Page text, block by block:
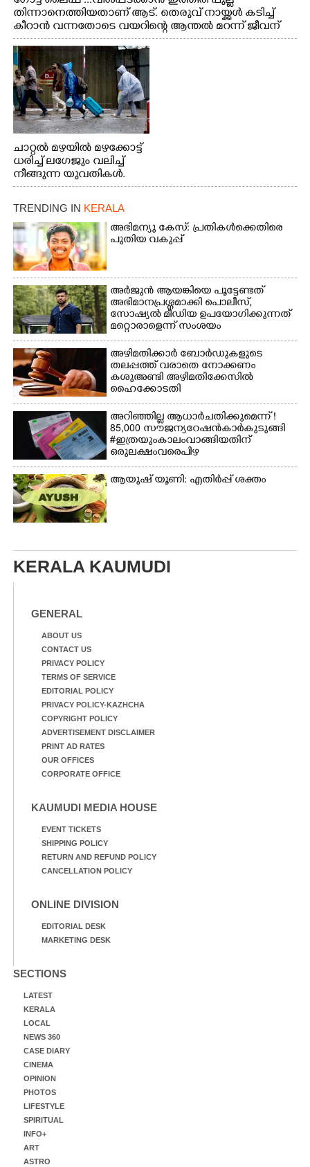
തിന്നാനെത്തിയതാണ് ആട്. തെരുവ് നായ്ക്കൾ കടിച്ച്
കീറാൻ വന്നതോടെ വയറിന്റെ ആന്തൽ മറന്ന് ജീവന്
വേണ്ടിയായി ഓട്ടം. എറണാകുളം വാത്തുരുത്തിയിൽ
നിന്നുള്ള കാഴ്ച
ചാറ്റൽ മഴയിൽ മഴക്കോട്ട്
ധരിച്ച് ലഗേജും വലിച്ച്
നീങ്ങുന്ന യുവതികൾ.
എറണാകുളം മേനകയിൽ
നിന്നുള്ള കാഴ്ച
TRENDING IN KERALA
അഭിമന്യു കേസ്: പ്രതികൾക്കെതിരെ
പുതിയ വകുപ്പ്
അർജുൻ ആയങ്കിയെ പൂട്ടേണ്ടത്
അഭിമാനപ്രശ്നമാക്കി പൊലീസ്,
സാേഷ്യൽ മീഡിയ ഉപയോഗിക്കുന്നത്
മറ്റൊരാളെന്ന് സംശയം
അഴിമതിക്കാർ ബോർഡുകളുടെ
തലപ്പത്ത് വരാതെ നോക്കണം
കശുഅണ്ടി അഴിമതിക്കേസിൽ
ഹൈക്കോടതി
അറിഞ്ഞില്ല ആധാർ ചതിക്കുമെന്ന് !
85,000 സൗജന്യ റേഷൻകാർ കുടുങ്ങി
# ഇത്രയും കാലം വാങ്ങിയതിന്
ഒരു ലക്ഷംവരെ പിഴ
ആയുഷ് യൂണി: എതിർപ്പ് ശക്തം
KERALA KAUMUDI
GENERAL
ABOUT US
CONTACT US
PRIVACY POLICY
TERMS OF SERVICE
EDITORIAL POLICY
PRIVACY POLICY-KAZHCHA
COPYRIGHT POLICY
ADVERTISEMENT DISCLAIMER
PRINT AD RATES
OUR OFFICES
CORPORATE OFFICE
KAUMUDI MEDIA HOUSE
EVENT TICKETS
SHIPPING POLICY
RETURN AND REFUND POLICY
CANCELLATION POLICY
ONLINE DIVISION
EDITORIAL DESK
MARKETING DESK
SECTIONS
LATEST
KERALA
LOCAL
NEWS 360
CASE DIARY
CINEMA
OPINION
PHOTOS
LIFESTYLE
SPIRITUAL
INFO+
ART
ASTRO